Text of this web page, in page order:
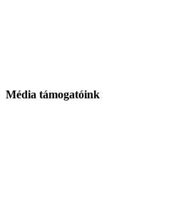
Média támogatóink